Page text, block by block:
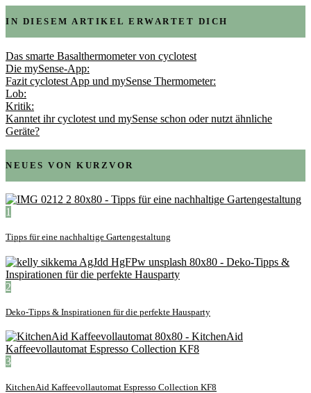
IN DIESEM ARTIKEL ERWARTET DICH
Das smarte Basalthermometer von cyclotest
Die mySense-App:
Fazit cyclotest App und mySense Thermometer:
Lob:
Kritik:
Kanntet ihr cyclotest und mySense schon oder nutzt ähnliche
Geräte?
NEUES VON KURZVOR
1
Tipps für eine nachhaltige Gartengestaltung
2
Deko-Tipps & Inspirationen für die perfekte Hausparty
3
KitchenAid Kaffeevollautomat Espresso Collection KF8